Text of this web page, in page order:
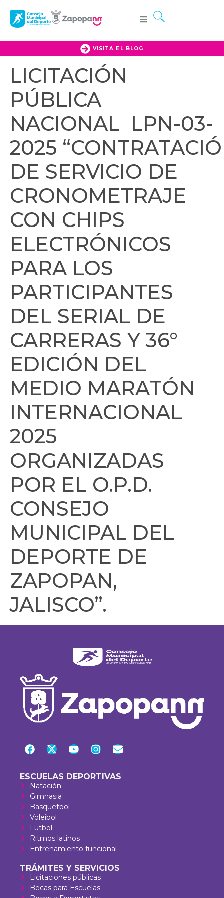
VISITA EL BLOG
LICITACIÓN
PÚBLICA
NACIONAL LPN-03-
2025
DE SERVICIO DE
CRONOMETRAJE
CON CHIPS
ELECTRÓNICOS
PARA LOS
PARTICIPANTES
DEL SERIAL DE
CARRERAS Y 36°
EDICIÓN DEL
MEDIO MARATÓN
INTERNACIONAL
2025
ORGANIZADAS
POR EL O.P.D.
CONSEJO
MUNICIPAL DEL
DEPORTE DE
ZAPOPAN,
JALISCO”.
ESCUELAS DEPORTIVAS
Natación
Gimnasia
Basquetbol
Voleibol
Futbol
Ritmos latinos
Entrenamiento funcional
TRÁMITES Y SERVICIOS
Licitaciones públicas
Becas para Escuelas